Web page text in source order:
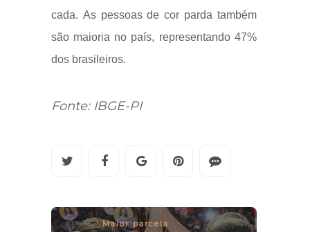
cada. As pessoas de cor parda também
são maioria no país, representando47%
dos brasileiros.
Fonte: IBGE-PI
Maior parcela